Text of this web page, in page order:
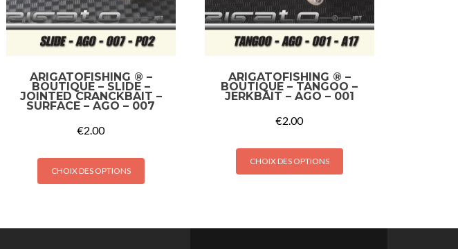
ARIGATOFISHING ® –
BOUTIQUE – SLIDE –
JOINTED CRANCKBAIT –
SURFACE – AGO – 007
€2.00
CHOIX DES OPTIONS
ARIGATOFISHING ® –
BOUTIQUE – TANGOO –
JERKBAIT – AGO – 001
€2.00
CHOIX DES OPTIONS